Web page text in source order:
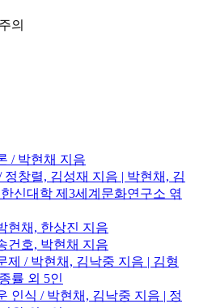
의
/ 박현채 지음
창렬, 김성재 지음 | 박현채, 김
신대학 제3세계문화연구소 엮
현채, 한상진 지음
건호, 박현채 지음
제 / 박현채, 김낙중 지음 | 김형
률 외 5인
인식 / 박현채, 김낙중 지음 | 정